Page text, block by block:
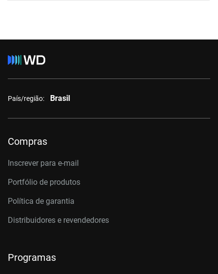
País/região: Brasil
Compras
Inscrever para e-mail
Portfólio de produtos
Política de garantia
Distribuidores e revendedores
Programas